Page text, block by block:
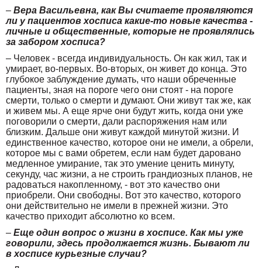
– Вера Васильевна, как Вы считаете проявляются
ли у пациентов хосписа какие-то новые качества -
личные и общественные, которые не проявлялись
за забором хосписа?
– Человек - всегда индивидуальность. Он как жил, так и
умирает, во-первых. Во-вторых, он живет до конца. Это
глубокое заблуждение думать, что наши обреченные
пациенты, зная на пороге чего они стоят - на пороге
смерти, только о смерти и думают. Они живут так же, как
и живем мы. А еще ярче они будут жить, когда они уже
поговорили о смерти, дали распоряжения нам или
близким. Дальше они живут каждой минутой жизни. И
единственное качество, которое они не имели, а обрели,
которое мы с вами обретем, если нам будет даровано
медленное умирание, так это умение ценить минуту,
секунду, час жизни, а не строить грандиозных планов, не
радоваться накопленному, - вот это качество они
приобрели. Они свободны. Вот это качество, которого
они действительно не имели в прежней жизни. Это
качество приходит абсолютно ко всем.
– Еще один вопрос о жизни в хосписе. Как мы уже
говорили, здесь продолжается жизнь. Бывают ли
в хосписе курьезные случаи?